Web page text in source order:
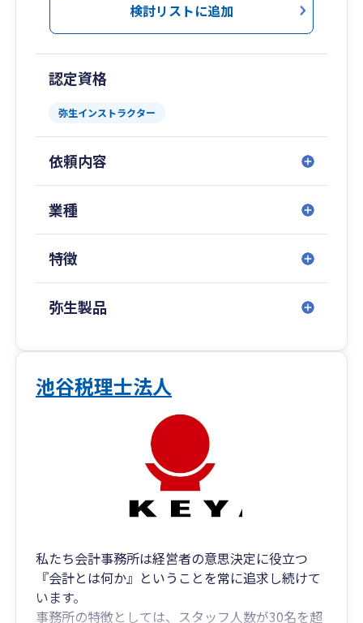
検討リストに追加
認定資格
弥生インストラクター
依頼内容
業種
特徴
弥生製品
池谷税理士法人
私たち会計事務所は経営者の意思決定に役立つ
『会計とは何か』ということを常に追求し続けて
います。
事務所の特徴としては、スタッフ人数が30名を超